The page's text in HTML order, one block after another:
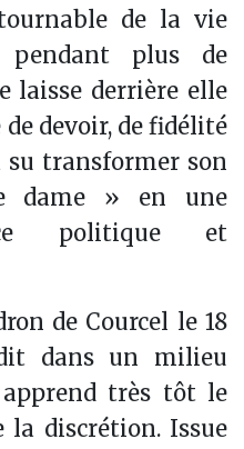
de la vie
pendant plus de
laisse derrière elle
de devoir, de fidélité
su transformer son
dame » en une
politique et
de Courcel le 18
dans un milieu
très tôt le
la discrétion. Issue